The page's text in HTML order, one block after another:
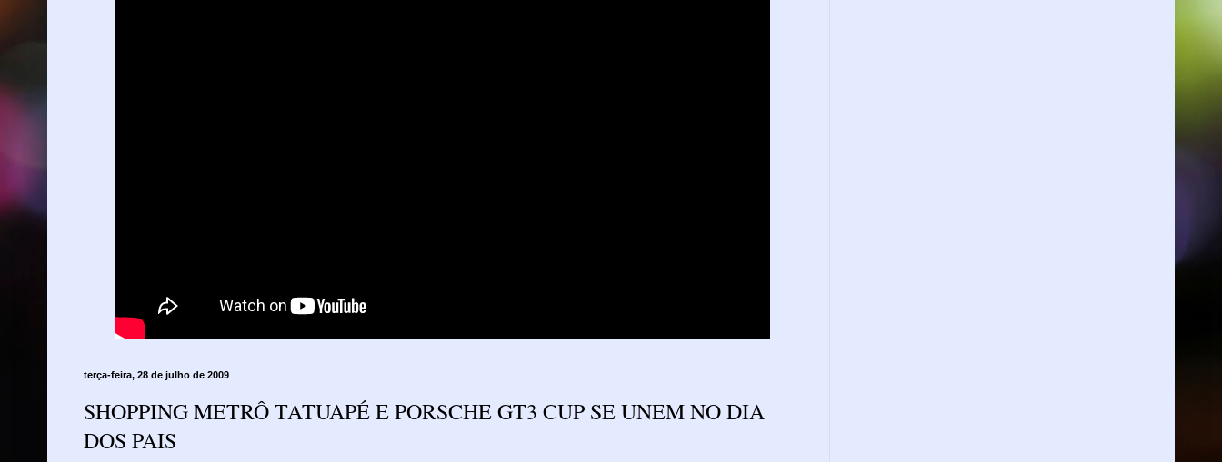
terça-feira, 28 de julho de 2009
SHOPPING METRÔ TATUAPÉ E PORSCHE GT3 CUP SE UNEM NO DIA
DOS PAIS